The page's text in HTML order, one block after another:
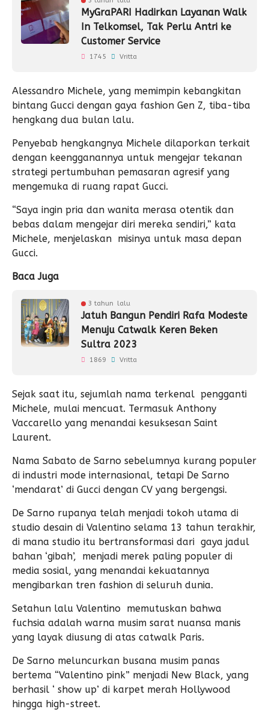
MyGraPARI Hadirkan Layanan Walk
In Telkomsel, Tak Perlu Antri ke
Customer Service
1745 Vritta
Alessandro Michele, yang memimpin kebangkitan
bintang Gucci dengan gaya fashion Gen Z, tiba-tiba
hengkang dua bulan lalu.
Penyebab hengkangnya Michele dilaporkan terkait
dengan keengganannya untuk mengejar tekanan
strategi pertumbuhan pemasaran agresif yang
mengemuka di ruang rapat Gucci.
“Saya ingin pria dan wanita merasa otentik dan
bebas dalam mengejar diri mereka sendiri,” kata
Michele, menjelaskan misinya untuk masa depan
Gucci.
Baca Juga
3 tahun lalu
Jatuh Bangun Pendiri Rafa Modeste
Menuju Catwalk Keren Beken
Sultra 2023
1869 Vritta
Sejak saat itu, sejumlah nama terkenal pengganti
Michele, mulai mencuat. Termasuk Anthony
Vaccarello yang menandai kesuksesan Saint
Laurent.
Nama Sabato de Sarno sebelumnya kurang populer
di industri mode internasional, tetapi De Sarno
‘mendarat’ di Gucci dengan CV yang bergengsi.
De Sarno rupanya telah menjadi tokoh utama di
studio desain di Valentino selama 13 tahun terakhir,
di mana studio itu bertransformasi dari gaya jadul
bahan ‘gibah’, menjadi merek paling populer di
media sosial, yang menandai kekuatannya
mengibarkan tren fashion di seluruh dunia.
Setahun lalu Valentino memutuskan bahwa
fuchsia adalah warna musim sarat nuansa manis
yang layak diusung di atas catwalk Paris.
De Sarno meluncurkan busana musim panas
bertema “Valentino pink” menjadi New Black, yang
berhasil ‘ show up’ di karpet merah Hollywood
hingga high-street.